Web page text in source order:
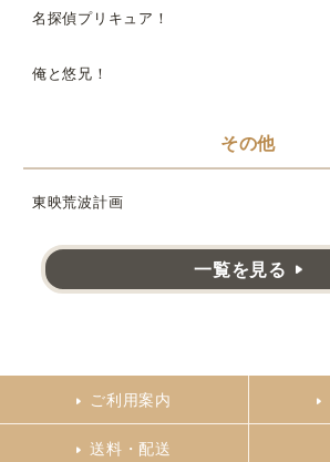
名探偵プリキュア！
俺と悠兄！
その他
東映荒波計画
一覧を見る
ご利用案内
送料・配送